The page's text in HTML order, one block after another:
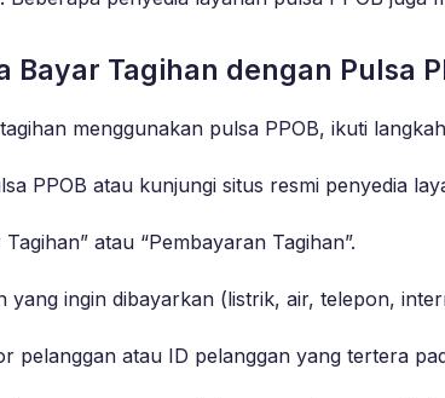
Bayar Tagihan dengan Pulsa
menggunakan pulsa PPOB, ikuti
PPOB atau kunjungi situs resmi penyedia
atau “Pembayaran Tagihan”.
yang ingin dibayarkan (listrik, air, telepon,
pelanggan atau ID pelanggan yang tertera